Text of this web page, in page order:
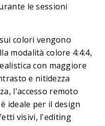
le sessioni
colori vengono
modalità colore 4:4:4,
con maggiore
e nitidezza
l'accesso remoto
ideale per il design
visivi, l'editing